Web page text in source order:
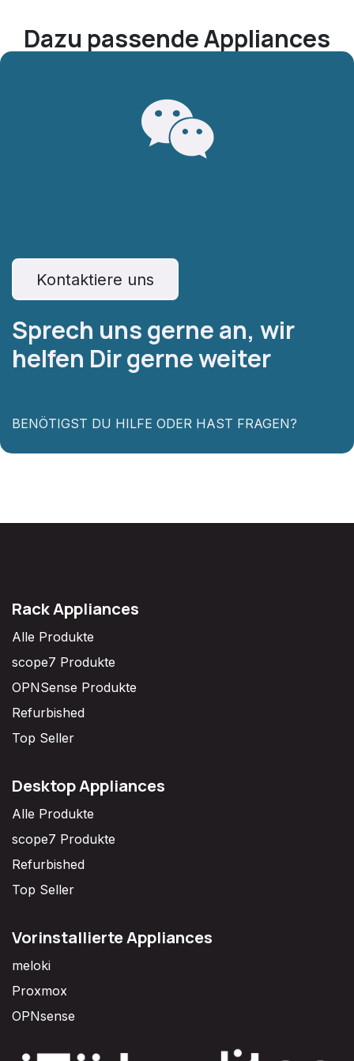
Dazu passende Applian​ces
Kontaktiere uns
Sprech uns gerne an, wir
helfen Dir gerne weiter
BENÖTIGST DU HILFE ODER HAST FRAGEN?
Rack Appliances
Alle Produkte
scope7 Produkte
OPNSense Produkte
Refurbished
Top Seller
Desktop Appliances
Alle Produkte
scope7 Produkte
Refurbished
Top Seller
Vorinstallierte Appliances
meloki
Proxmox
OPNsense